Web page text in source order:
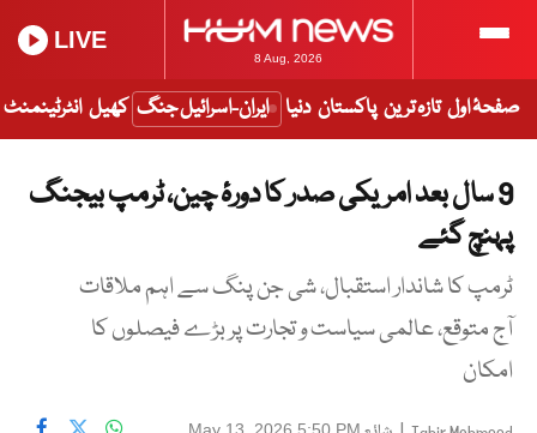
8 Aug, 2026
LIVE
صفحۂ اول تازہ ترین پاکستان دنیا ایران-اسرائیل جنگ کھیل انٹرٹینمنٹ
9 سال بعد امریکی صدر کا دورۂ چین، ٹرمپ بیجنگ
پہنچ گئے
ٹرمپ کا شاندار استقبال، شی جن پنگ سے اہم ملاقات
آج متوقع، عالمی سیاست و تجارت پر بڑے فیصلوں کا
امکان